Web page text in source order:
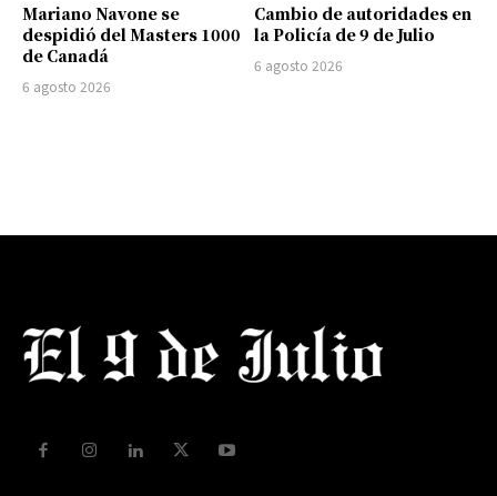
Mariano Navone se
despidió del Masters 1000
de Canadá
6 agosto 2026
Cambio de autoridades en
la Policía de 9 de Julio
6 agosto 2026